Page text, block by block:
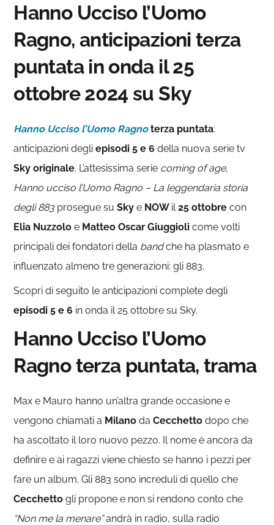
Hanno Ucciso l’Uomo
Ragno, anticipazioni terza
puntata in onda il 25
ottobre 2024 su Sky
Hanno Ucciso l’Uomo Ragno terza puntata:
anticipazioni degliepisodi 5 e 6 della nuova serie tv
Sky originale. L’attesissima serie coming of age,
Hanno ucciso l’Uomo Ragno – La leggendaria storia
degli 883prosegue suSkye NOW il 25 ottobre con
Elia Nuzzoloe Matteo Oscar Giuggiolicome volti
principali dei fondatori della bandche ha plasmato e
influenzato almeno tre generazioni: gli 883.
Scopri di seguito le anticipazioni complete degli
episodi 5 e 6 in onda il 25 ottobre su Sky.
Hanno Ucciso l’Uomo
Ragno terza puntata, trama
Max e Mauro hanno un’altra grande occasione e
vengono chiamati a MilanodaCecchettodopo che
ha ascoltato il loro nuovo pezzo. Il nome è ancora da
definire e ai ragazzi viene chiesto se hanno i pezzi per
fare un album. Gli 883 sono increduli di quello che
Cecchetto gli propone e non si rendono conto che
“Non me la menare”andrà in radio, sulla radio